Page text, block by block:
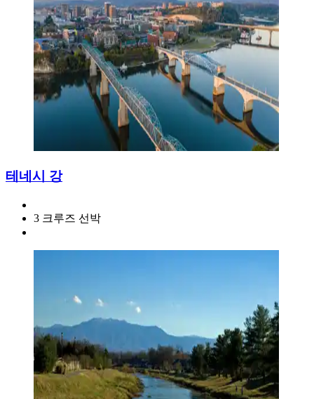
테네시 강
3 크루즈 선박